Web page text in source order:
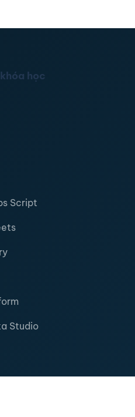
học
Script
Studio